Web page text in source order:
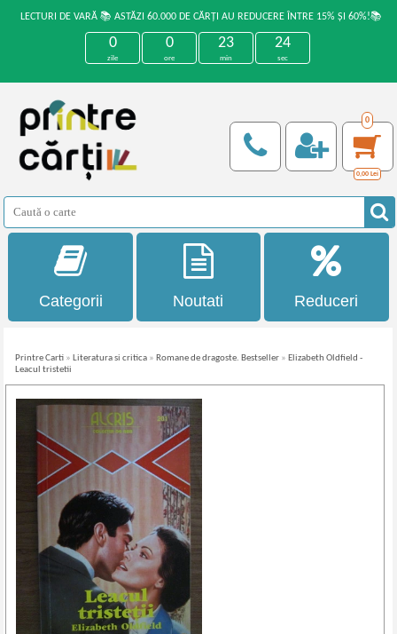
LECTURI DE VARĂ 📚 ASTĂZI 60.000 DE CĂRȚI AU REDUCERE ÎNTRE 15% ȘI 60%!📚
0
zile
0
ore
23
min
24
sec
0
0,00 Lei
Categorii Noutati Reduceri
Printre Carti » Literatura si critica » Romane de dragoste. Bestseller » Elizabeth Oldfield -
Leacul tristetii